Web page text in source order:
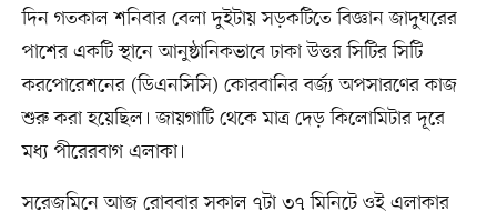
দিন গতকাল শনিবার বেলা দুইটায় সড়কটিতে বিজ্ঞান জাদুঘরের
পাশের একটি স্থানে আনুষ্ঠানিকভাবে ঢাকা উত্তর সিটির সিটি
করপোরেশনের (ডিএনসিসি) কোরবানির বর্জ্য অপসারণের কাজ
শুরু করা হয়েছিল। জায়গাটি থেকে মাত্র দেড় কিলোমিটার দূরে
মধ্য পীরেরবাগ এলাকা।
সরেজমিনে আজ রোববার সকাল ৭টা ৩৭ মিনিটে ওই এলাকার